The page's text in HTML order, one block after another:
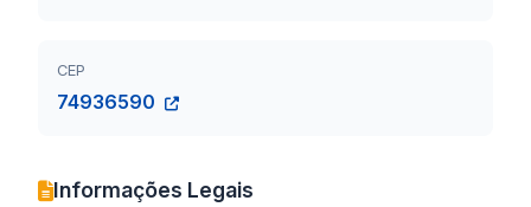
CEP
74936590
Informações Legais